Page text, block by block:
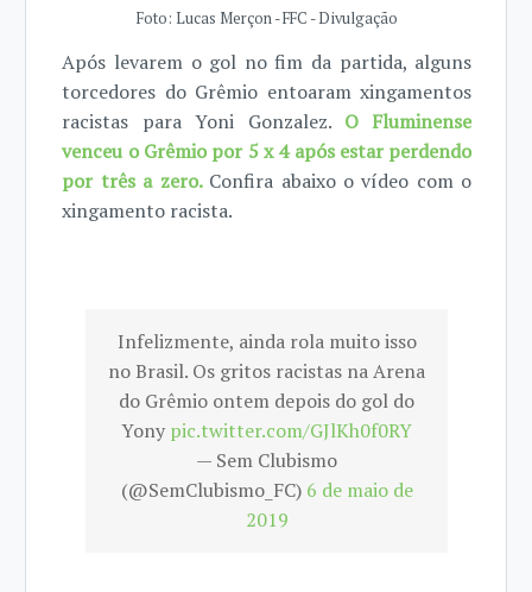
Foto: Lucas Merçon - FFC - Divulgação
Após levarem o gol no fim da partida, alguns
torcedores do Grêmio entoaram xingamentos
racistas para Yoni Gonzalez. O Fluminense
venceu o Grêmio por 5 x 4 após estar perdendo
por três a zero. Confira abaixo o vídeo com o
xingamento racista.
Infelizmente, ainda rola muito isso
no Brasil. Os gritos racistas na Arena
do Grêmio ontem depois do gol do
Yony pic.twitter.com/GJlKh0f0RY
— Sem Clubismo
(@SemClubismo_FC) 6 de maio de
2019